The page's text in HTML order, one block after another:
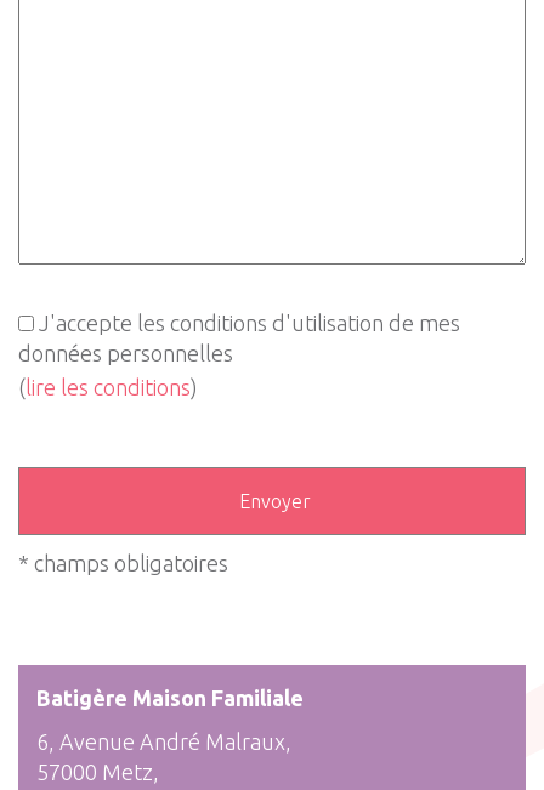
J'accepte les conditions d'utilisation de mes
données personnelles
(lire les conditions)
* champs obligatoires
Batigère Maison Familiale
6, Avenue André Malraux,
57000 Metz,